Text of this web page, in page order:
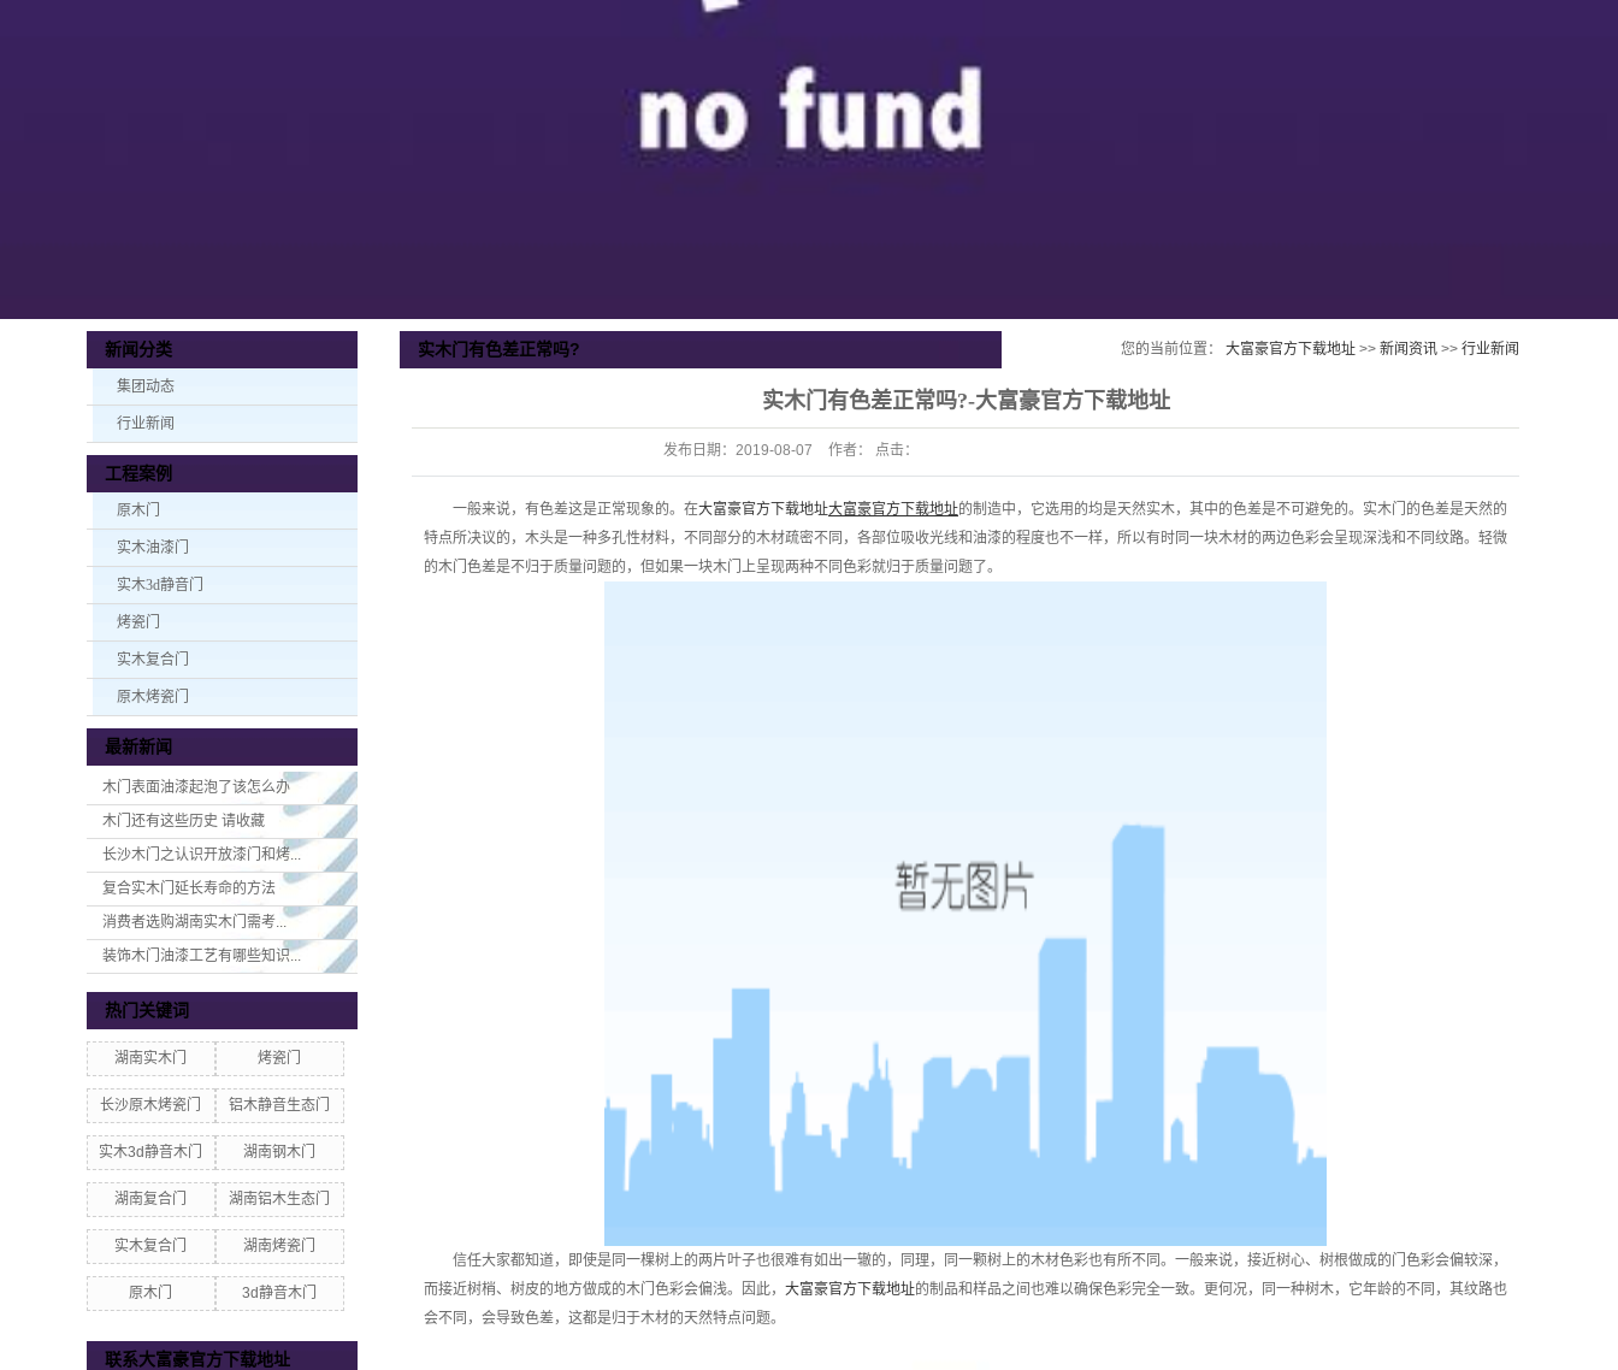
新闻分类
集团动态
行业新闻
工程案例
原木门
实木油漆门
实木3d静音门
烤瓷门
实木复合门
原木烤瓷门
最新新闻
木门表面油漆起泡了该怎么办
木门还有这些历史 请收藏
长沙木门之认识开放漆门和烤...
复合实木门延长寿命的方法
消费者选购湖南实木门​需考...
装饰木门油漆工艺有哪些知识...
热门关键词
湖南实木门 烤瓷门
长沙原木烤瓷门 铝木静音生态门
实木3d静音木门 湖南钢木门
湖南复合门 湖南铝木生态门
实木复合门 湖南烤瓷门
原木门 3d静音木门
联系大富豪官方下载地址
实木门有色差正常吗? 您的当前位置： 大富豪官方下载地址 >> 新闻资讯 >> 行业新闻
实木门有色差正常吗?-大富豪官方下载地址
发布日期： 2019-08-07 作者： 点击：
一般来说，有色差这是正常现象的。在大富豪官方下载地址大富豪官方下载地址的制造中，它选用的均是天然实木，其中的色差是不可避免的。实木门的色差是天然的
特点所决议的，木头是一种多孔性材料，不同部分的木材疏密不同，各部位吸收光线和油漆的程度也不一样，所以有时同一块木材的两边色彩会呈现深浅和不同纹路。轻微
的木门色差是不归于质量问题的，但如果一块木门上呈现两种不同色彩就归于质量问题了。
信任大家都知道，即使是同一棵树上的两片叶子也很难有如出一辙的，同理，同一颗树上的木材色彩也有所不同。一般来说，接近树心、树根做成的门色彩会偏较深，
而接近树梢、树皮的地方做成的木门色彩会偏浅。因此， 大富豪官方下载地址的制品和样品之间也难以确保色彩完全一致。更何况，同一种树木，它年龄的不同，其纹路也
会不同，会导致色差，这都是归于木材的天然特点问题。